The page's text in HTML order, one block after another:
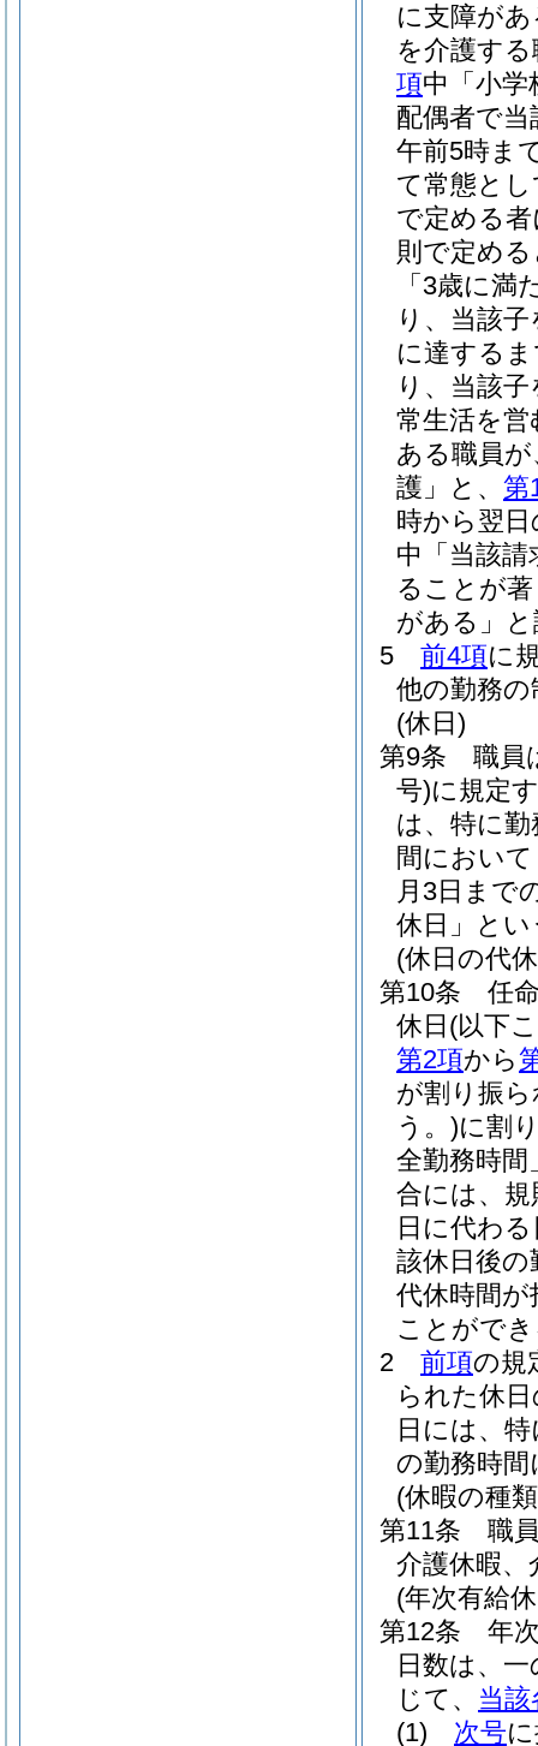
に支障が
を介護す
項中「小
配偶者で
午前5時ま
て常態と
で定める
則で定め
「3歳に
り、当該
に達する
り、当該
常生活を
ある職員
護」と、 第
時から翌
中「当該
ることが
がある」
5
前4項に
他の勤務
(休日)
第9条
職員
号)に規定
は、特に
間におい
月3日まで
休日」とい
(休日の代
第10条
任
休日 (以下
第2項から
が割り振
う。)に割
全勤務時
合には、
日に代わる
該休日後の
代休時間
ことがで
2
前項の規
られた休
日には、
の勤務時
(休暇の種
第11条
職
介護休暇、
(年次有給
第12条
年
日数は、
じて、 当
(1)
次号